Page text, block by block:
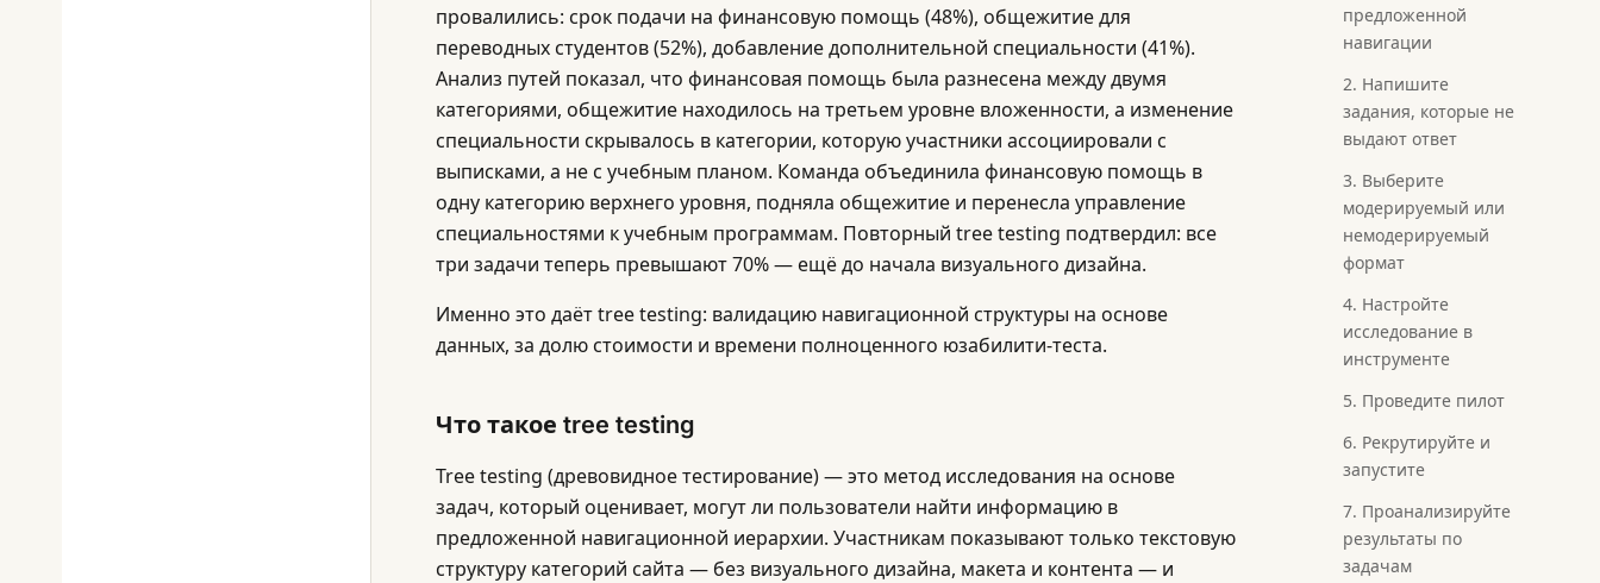
провалились: срок подачи на финансовую помощь (48%), общежитие для
переводных студентов (52%), добавление дополнительной специальности (41%).
Анализ путей показал, что финансовая помощь была разнесена между двумя
категориями, общежитие находилось на третьем уровне вложенности, а изменение
специальности скрывалось в категории, которую участники ассоциировали с
выписками, а не с учебным планом. Команда объединила финансовую помощь в
одну категорию верхнего уровня, подняла общежитие и перенесла управление
специальностями к учебным программам. Повторный tree testing подтвердил: все
три задачи теперь превышают 70% — ещё до начала визуального дизайна.
Именно это даёт tree testing: валидацию навигационной структуры на основе
данных, за долю стоимости и времени полноценного юзабилити-теста.
Что такое tree testing
Tree testing (древовидное тестирование) — это метод исследования на основе
задач, который оценивает, могут ли пользователи найти информацию в
предложенной навигационной иерархии. Участникам показывают только текстовую
структуру категорий сайта — без визуального дизайна, макета и контента — и
предложенной
навигации
2. Напишите
задания, которые не
выдают ответ
3. Выберите
модерируемый или
немодерируемый
формат
4. Настройте
исследование в
инструменте
5. Проведите пилот
6. Рекрутируйте и
запустите
7. Проанализируйте
результаты по
задачам